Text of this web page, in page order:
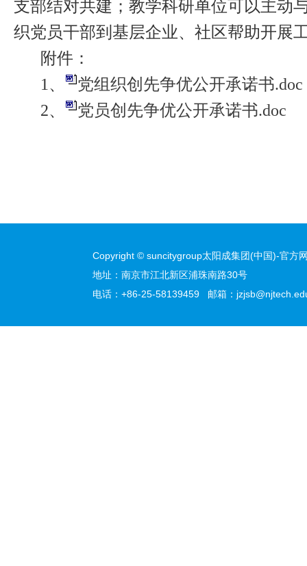
支部结对共建；教学科研单位可以主动
织党员干部到基层企业、社区帮助开展
附件：
1 、
党组织创先争优公开承诺书.doc
2、 党员创先争优公开承诺书.doc
Copyright © suncitygroup太阳成集团(中国)-官方
地址：南京市江北新区浦珠南路30号
电话：+86-25-58139459 邮箱：